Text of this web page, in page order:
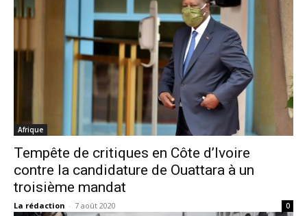
Afrique
Tempête de critiques en Côte d’Ivoire
contre la candidature de Ouattara à un
troisième mandat
La rédaction - 7 août 2020 0